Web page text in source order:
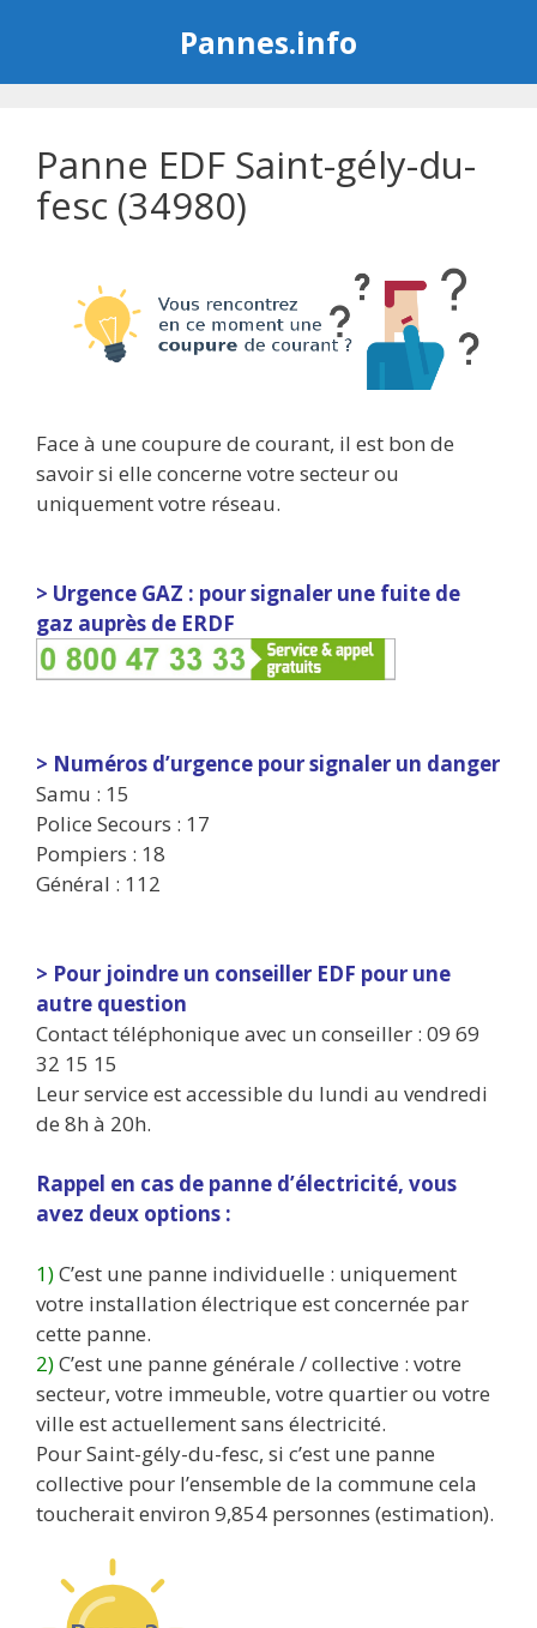
Pannes.info
Panne EDF Saint-gély-du-
fesc (34980)
Face à une coupure de courant, il est bon de
savoir si elle concerne votre secteur ou
uniquement votre réseau.
> Urgence GAZ : pour signaler une fuite de
gaz auprès de ERDF
> Numéros d’urgence pour signaler un danger
Samu : 15
Police Secours : 17
Pompiers : 18
Général : 112
> Pour joindre un conseiller EDF pour une
autre question
Contact téléphonique avec un conseiller : 09 69
32 15 15
Leur service est accessible du lundi au vendredi
de 8h à 20h.
Rappel en cas de panne d’électricité, vous
avez deux options :
1)C’est une panne individuelle : uniquement
votre installation électrique est concernée par
cette panne.
2)C’est une panne générale / collective : votre
secteur, votre immeuble, votre quartier ou votre
ville est actuellement sans électricité.
Pour Saint-gély-du-fesc, si c’est une panne
collective pour l’ensemble de la commune cela
toucherait environ 9,854 personnes (estimation).